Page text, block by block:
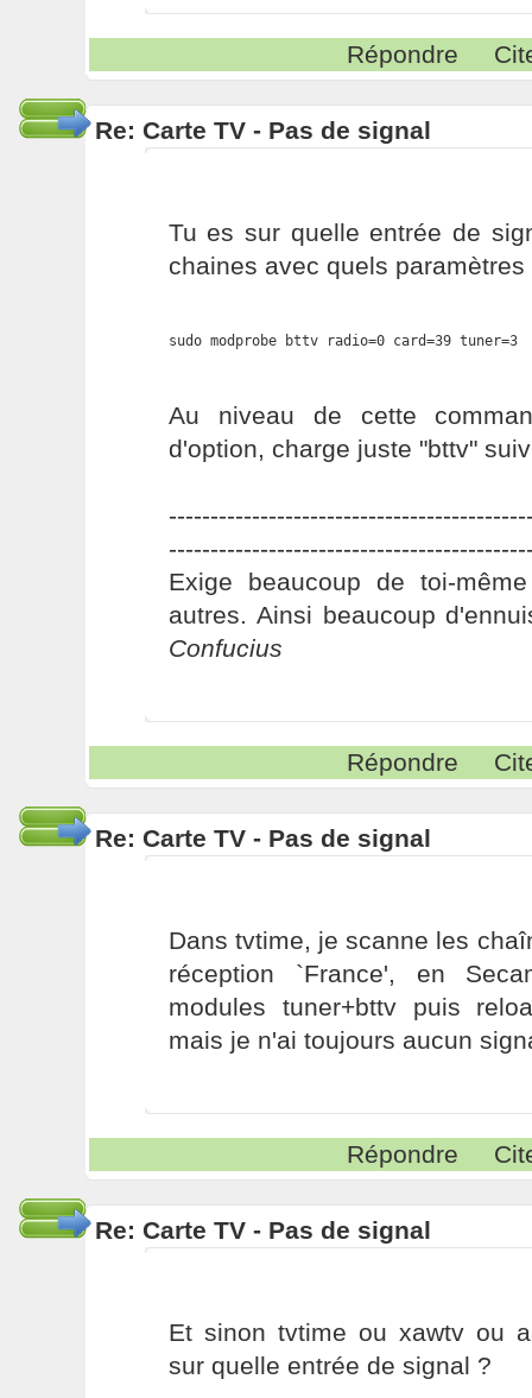
Répondre
Re: Carte TV - Pas de signal
Tu es sur quelle entrée de
chaines avec quels paramètres
sudo modprobe bttv radio=0 card=39 tuner=3
Au niveau de cette
d'option, charge juste "bttv"
Exige beaucoup de toi-
autres. Ainsi beaucoup
Confucius
Répondre
Re: Carte TV - Pas de signal
Dans tvtime, je scanne les
réception `France', en
modules tuner+bttv puis
mais je n'ai toujours aucun
Répondre
Re: Carte TV - Pas de signal
Et sinon tvtime ou xawtv ou
sur quelle entrée de signal ?